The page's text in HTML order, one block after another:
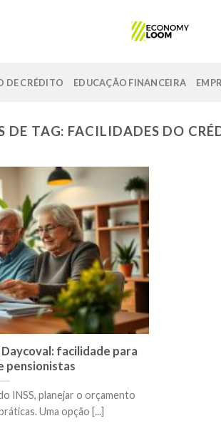
DE CRÉDITO EDUCAÇÃO FINANCEIRA
DE TAG: FACILIDADES DO
facilidade para
pensionistas
INSS, planejar o orçamento
Uma opção [...]